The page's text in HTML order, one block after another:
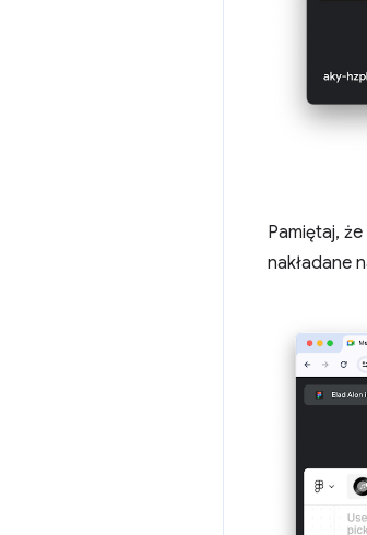
Pamiętaj,
nakładane